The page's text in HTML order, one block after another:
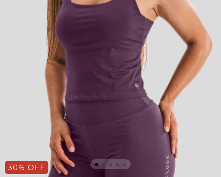
30% OFF